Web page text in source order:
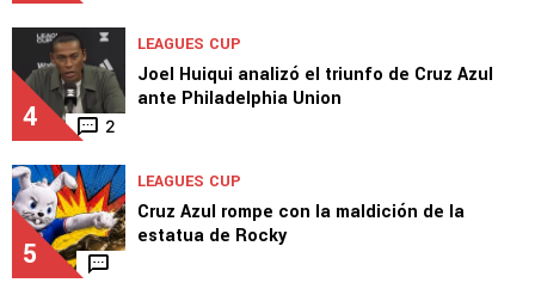
4 2
LEAGUES CUP
Joel Huiqui analizó el triunfo de Cruz Azul
ante Philadelphia Union
5
LEAGUES CUP
Cruz Azul rompe con la maldición de la
estatua de Rocky